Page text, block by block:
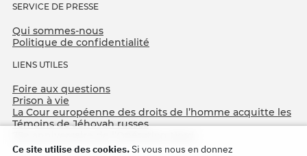
SERVICE DE PRESSE
Qui sommes-nous
Politique de confidentialité
LIENS UTILES
Foire aux questions
Prison à vie
La Cour européenne des droits de l’homme acquitte les
Témoins de Jéhovah russes
Ce site utilise des cookies.Si vous nous en donnez